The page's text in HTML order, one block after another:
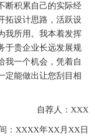
断积累自己的实际经
拓设计思路，活跃设
我所用。我本着发挥
于贵企业长远发展规
我一个机会，凭着自
定能做出让您刮目相
自荐人：XXX
XXXX年XX月XX日